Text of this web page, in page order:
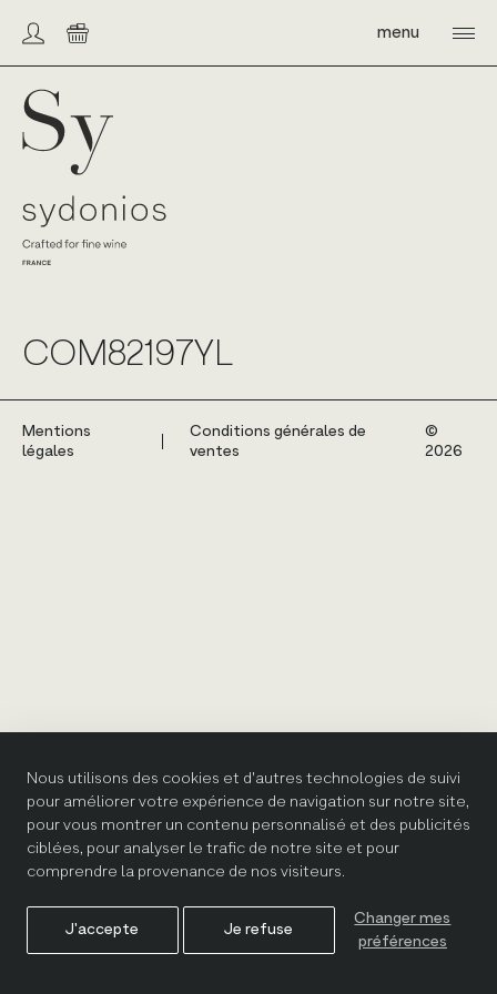
Nous utilisons des cookies et d'autres technologies de suivi
pour améliorer votre expérience de navigation sur notre site,
pour vous montrer un contenu personnalisé et des publicités
ciblées, pour analyser le trafic de notre site et pour
comprendre la provenance de nos visiteurs.
J'accepte Je refuse
Changer mes
préférences
contentCompte/connexion
Panier menu
COM82197YL
Mentions
légales
Conditions générales de
ventes
©️
2026